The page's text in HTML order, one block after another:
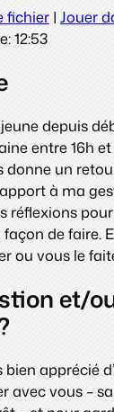
fichier | Jouer
12:53
depuis
entre 16h et
donne un
à ma
réflexions
de faire.
ou vous le
et/
bien apprécié
avec vous –